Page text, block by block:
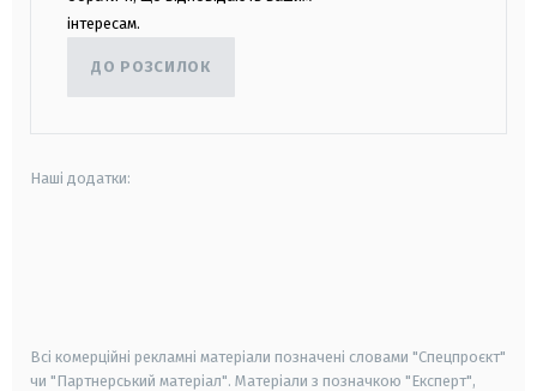
інтересам.
ДО РОЗСИЛОК
Наші додатки:
Всі комерційні рекламні матеріали позначені словами "Спецпроєкт"
чи "Партнерський матеріал". Матеріали з позначкою "Експерт",